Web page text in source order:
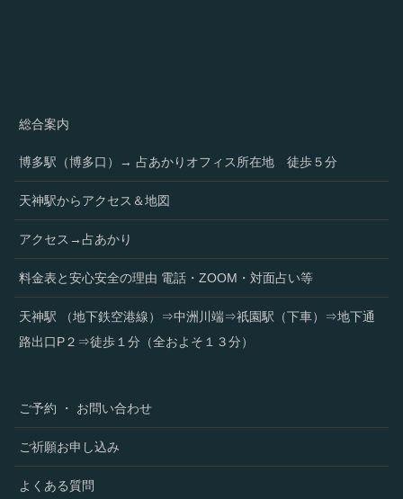
総合案内
博多駅（博多口）→ 占あかりオフィス所在地 徒歩５分
天神駅からアクセス＆地図
アクセス→占あかり
料金表と安心安全の理由 電話・ZOOM・対面占い等
天神駅 （地下鉄空港線）⇒中洲川端⇒祇園駅（下車）⇒地下通
路出口P２⇒徒歩１分（全およそ１３分）
ご予約 ・ お問い合わせ
ご祈願お申し込み
よくある質問